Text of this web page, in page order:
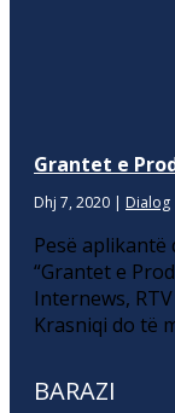
Grantet e
Dhj 7, 2020 | Dialog
Pesë
“Grantet e
Internews,
Krasniqi do të
BARAZI